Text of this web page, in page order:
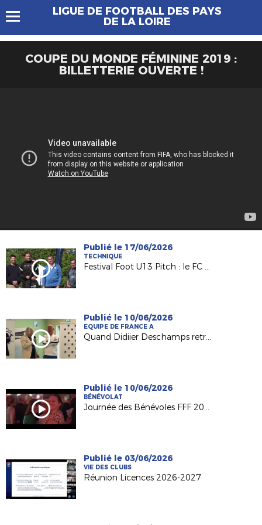
LIGUE DE FOOTBALL DES PAYS
DE LA LOIRE
COUPE DU MONDE FÉMININE 2019 :
BILLETTERIE OUVERTE !
Publié le 17/06/2026
TECHNIQUE
Festival Foot U13 Pitch : le FC Chalonnes Chaudefonds club support à l'organisation
Publié le 10/06/2026
EQUIPE DE FRANCE A
Quand Didiier Deschamps retrouve ses racines nantaises...
Publié le 10/06/2026
BÉNÉVOLAT
Journée des Bénévoles FFF 2026
Publié le 03/06/2026
VIE DES CLUBS
Réunion Licences 2026-2027